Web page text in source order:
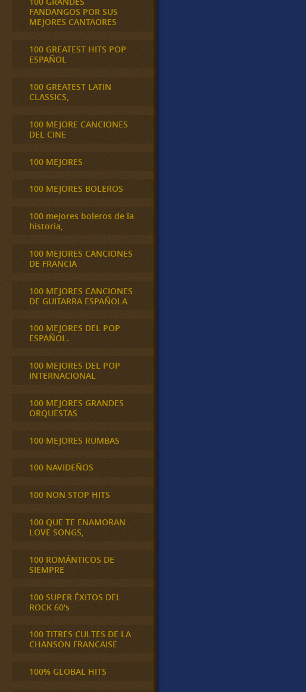
FANDANGOS POR SUS
MEJORES CANTAORES
100 GREATEST HITS POP
ESPAÑOL
100 GREATEST LATIN
CLASSICS,
100 MEJORE CANCIONES
DEL CINE
100 MEJORES
100 MEJORES BOLEROS
100 mejores boleros de la
historia,
100 MEJORES CANCIONES
DE FRANCIA
100 MEJORES CANCIONES
DE GUITARRA ESPAÑOLA
100 MEJORES DEL POP
ESPAÑOL.
100 MEJORES DEL POP
INTERNACIONAL
100 MEJORES GRANDES
ORQUESTAS
100 MEJORES RUMBAS
100 NAVIDEÑOS
100 NON STOP HITS
100 QUE TE ENAMORAN
LOVE SONGS,
100 ROMÁNTICOS DE
SIEMPRE
100 SUPER ÉXITOS DEL
ROCK 60's
100 TITRES CULTES DE LA
CHANSON FRANCAISE
100% GLOBAL HITS